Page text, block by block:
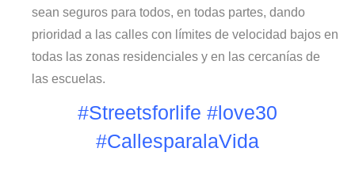
sean seguros para todos, en todas partes, dando
prioridad a las calles con límites de velocidad bajos en
todas las zonas residenciales y en las cercanías de
las escuelas.
#Streetsforlife #love30
#CallesparalaVida